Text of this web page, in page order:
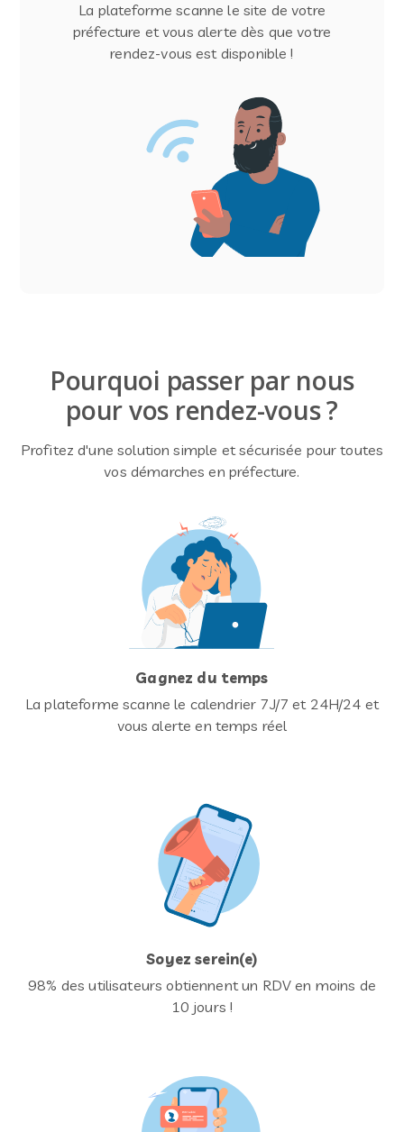
Pourquoi passer par nous
pour vos rendez-vous ?
Profitez d'une solution simple et sécurisée pour toutes
vos démarches en préfecture.
Gagnez du temps
La plateforme scanne le calendrier 7J/7 et 24H/24 et
vous alerte en temps réel
Soyez serein(e)
98% des utilisateurs obtiennent un RDV en moins de
10 jours !
La plateforme scanne le site de votre
préfecture et vous alerte dès que votre
rendez-vous est disponible !